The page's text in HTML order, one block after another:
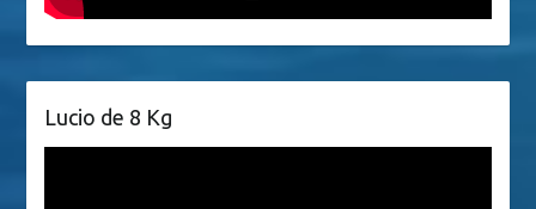
Lucio de 8 Kg